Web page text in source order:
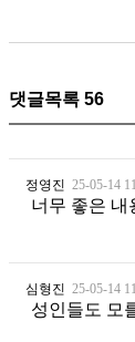
댓글목록 56
정영진 25-05-14
너무 좋은 내
심형진 25-05-14
성인들도 모